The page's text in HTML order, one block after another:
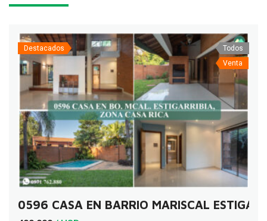
Destacados
Todos
Venta
0596 CASA EN BARRIO MARISCAL